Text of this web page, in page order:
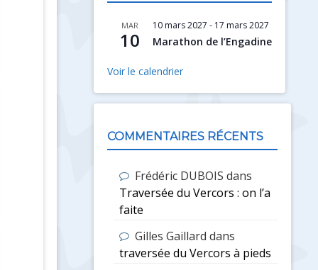
MAR
10
10 mars 2027 - 17 mars 2027
Marathon de l’Engadine
Voir le calendrier
COMMENTAIRES RÉCENTS
Frédéric DUBOIS dans
Traversée du Vercors : on l’a
faite
Gilles Gaillard dans
traversée du Vercors à pieds